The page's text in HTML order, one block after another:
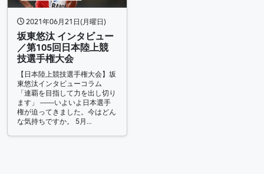
2021年06月21日(月曜日)
坂東悠汰 インタビュー
／第105回日本陸上競
技選手権大会
【日本陸上競技選手権大会】坂
東悠汰インタビューコラム
「連覇を目指して力を出し切り
ます」 ――いよいよ日本選手
権が迫ってきました。今はどん
な気持ちですか。 5月…